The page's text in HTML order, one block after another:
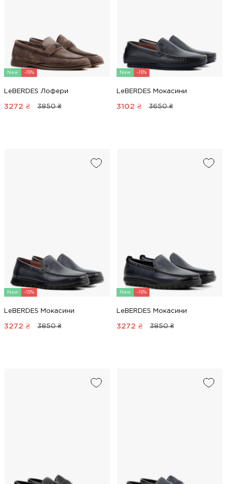
New -15%
LeBERDES Лофери
3272 ₴ 3850 ₴
New -15%
LeBERDES Мокасини
3102 ₴ 3650 ₴
New -15%
LeBERDES Мокасини
3272 ₴ 3850 ₴
New -15%
LeBERDES Мокасини
3272 ₴ 3850 ₴